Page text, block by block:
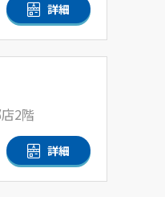
詳細
2階
詳細